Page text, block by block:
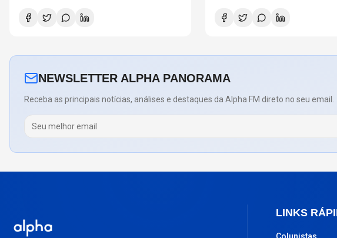
COPELAND E DANNY
NEWSLETTER ALPHA PANORAMA
Receba as principais notícias, análises e destaques da Alpha FM direto no seu email.
LINKS